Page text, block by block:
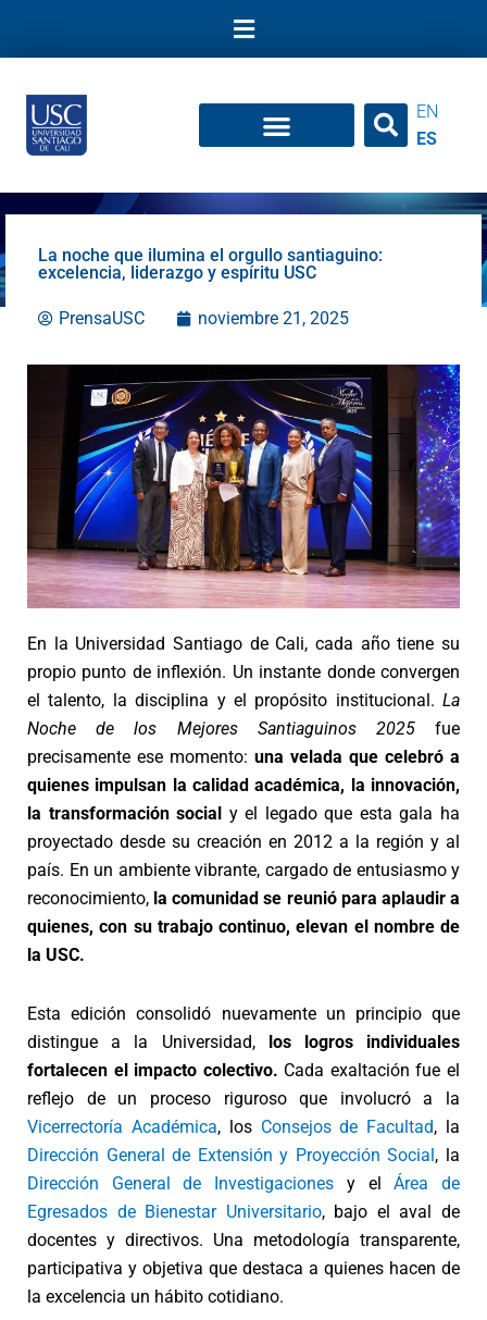
EN
ES
La noche que ilumina el orgullo santiaguino:
excelencia, liderazgo y espíritu USC
PrensaUSC noviembre 21, 2025
En la Universidad Santiago de Cali, cada año tiene su
propio punto de inflexión. Un instante donde convergen
el talento, la disciplina y el propósito institucional. La
Noche de los Mejores Santiaguinos 2025fue
precisamente ese momento: una velada que celebró a
quienes impulsan la calidad académica, la innovación,
la transformación social y el legado que esta gala ha
proyectado desde su creación en 2012 a la región y al
país. En un ambiente vibrante, cargado de entusiasmo y
reconocimiento, la comunidad se reunió para aplaudir a
quienes, con su trabajo continuo, elevan el nombre de
la USC.
Esta edición consolidó nuevamente un principio que
distingue a la Universidad, los logros individuales
fortalecen el impacto colectivo. Cada exaltación fue el
reflejo de un proceso riguroso que involucró a la
Vicerrectoría Académica, los Consejos de Facultad, la
Dirección General de Extensión y Proyección Social, la
Dirección General de Investigaciones y elÁrea de
Egresados de Bienestar Universitario, bajo el aval de
docentes y directivos. Una metodología transparente,
participativa y objetiva que destaca a quienes hacen de
la excelencia un hábito cotidiano.